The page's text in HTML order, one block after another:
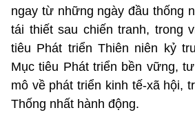
ngay từ những ngày đầu thống
tái thiết sau chiến tranh, trong
tiêu Phát triển Thiên niên kỷ
Mục tiêu Phát triển bền vững,
mô về phát triển kinh tế-xã hội,
Thống nhất hành động.